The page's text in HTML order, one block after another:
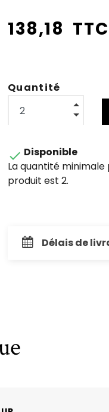
138,18 TTC
Quantité
 Disponible
La quantité
produit est 2.
Délais de